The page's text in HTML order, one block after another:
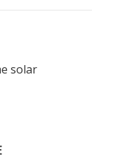
solar